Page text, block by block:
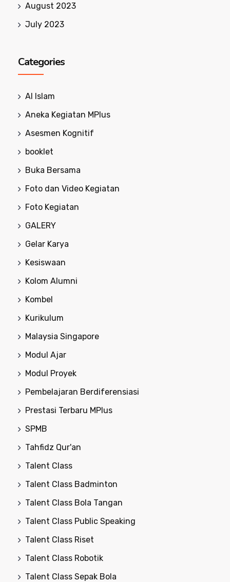
August 2023
July 2023
Categories
Al Islam
Aneka Kegiatan MPlus
Asesmen Kognitif
booklet
Buka Bersama
Foto dan Video Kegiatan
Foto Kegiatan
GALERY
Gelar Karya
Kesiswaan
Kolom Alumni
Kombel
Kurikulum
Malaysia Singapore
Modul Ajar
Modul Proyek
Pembelajaran Berdiferensiasi
Prestasi Terbaru MPlus
SPMB
Tahfidz Qur'an
Talent Class
Talent Class Badminton
Talent Class Bola Tangan
Talent Class Public Speaking
Talent Class Riset
Talent Class Robotik
Talent Class Sepak Bola